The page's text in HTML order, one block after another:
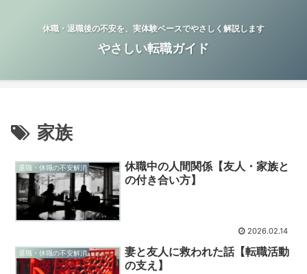
休職・退職後の不安を、実体験ベースでやさしく解説します
やさしい転職ガイド
家族
退職・休職の不安解消
休職中の人間関係【友人・家族と
の付き合い方】
2026.02.14
退職・休職の不安解消
妻と友人に救われた話【転職活動
の支え】